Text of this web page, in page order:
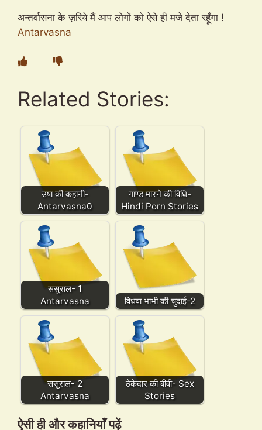
अन्तर्वासना के ज़रिये मैं आप लोगों को ऐसे ही मजे देता रहूँगा !
Antarvasna
Related Stories:
उषा की कहानी-
Antarvasna0
गाण्ड मारने की विधि-
Hindi Porn Stories
ससुराल- 1
Antarvasna
विधवा भाभी की चुदाई-2
ससुराल- 2
Antarvasna
ठेकेदार की बीवी- Sex
Stories
ऐसी ही और कहानियाँ पढ़ें